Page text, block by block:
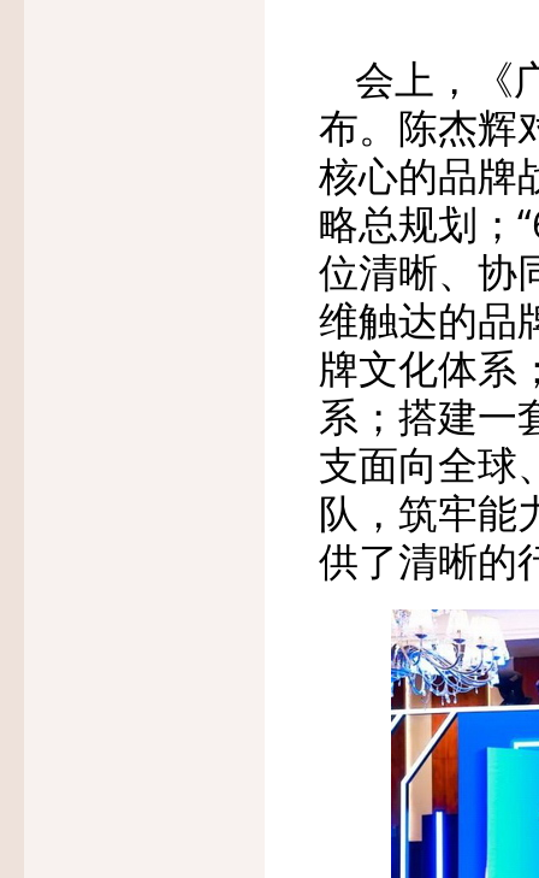
会上，《
布。陈杰辉
核心的品牌
略总规划；
位清晰、协
维触达的品
牌文化体系
系；搭建一
支面向全球
队，筑牢能
供了清晰的